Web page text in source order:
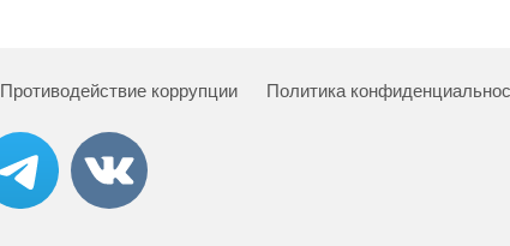
Противодействие коррупции Политика